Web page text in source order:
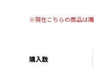
※現在こちらの商品は購
購入数